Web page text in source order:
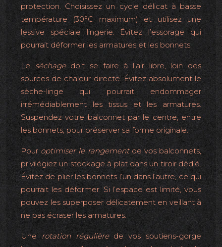
protection. Choisissez un cycle délicat à basse
température (30°C maximum) et utilisez une
lessive spéciale lingerie. Évitez l’essorage qui
pourrait déformer les armatures et les bonnets.
Le séchage doit se faire à l’air libre, loin des
sources de chaleur directe. Évitez absolument le
sèche-linge qui pourrait endommager
irrémédiablement les tissus et les armatures.
Suspendez votre balconnet par le centre, entre
les bonnets, pour préserver sa forme originale.
Pour optimiser le rangementde vos balconnets,
privilégiez un stockage à plat dans un tiroir dédié.
Évitez de plier les bonnets l’un dans l’autre, ce qui
pourrait les déformer. Si l’espace est limité, vous
pouvez les superposer délicatement en veillant à
ne pas écraser les armatures.
Une rotation régulièrede vos soutiens-gorge